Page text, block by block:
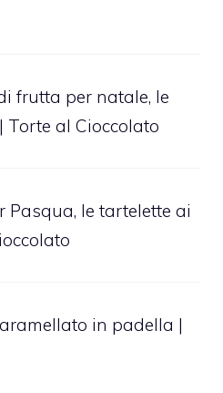
frutta per natale, le
al Cioccolato
Pasqua, le tartelette ai
in padella |